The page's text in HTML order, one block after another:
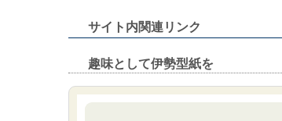
サイト内関連リンク
趣味として伊勢型紙を